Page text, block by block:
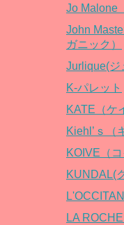
Jo Malone
John
ガニック）
Jurlique(ジ
K-パレット
KATE（ケ
Kiehl’ｓ（
KOIVE（コ
KUNDAL(
LA